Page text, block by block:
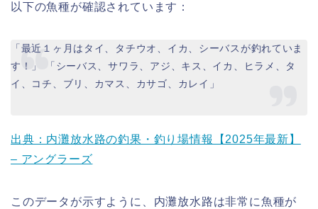
以下の魚種が確認されています：
「最近１ヶ月はタイ、タチウオ、イカ、シーバスが釣れていま
す！」 「シーバス、サワラ、アジ、キス、イカ、ヒラメ、タ
イ、コチ、ブリ、カマス、カサゴ、カレイ」
出典：内灘放水路の釣果・釣り場情報【2025年最新】
– アングラーズ
このデータが示すように、内灘放水路は非常に魚種が